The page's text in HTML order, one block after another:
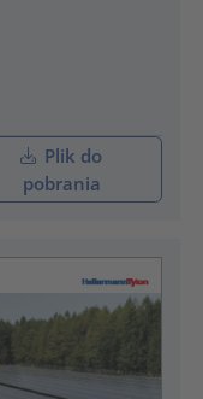
Plik do
pobrania